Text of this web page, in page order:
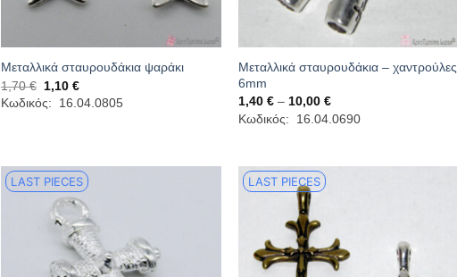
Μεταλλικά σταυρουδάκια ψαράκι
1,70€ Original
price
was:
1,10€Η
τρέχουσα
τιμή
Κωδικός: 16.04.0805
Μεταλλικά σταυρουδάκια – χαντρούλες
6mm
1,40€ – 10,00€Price
range:
1,40 €
Κωδικός: 16.04.0690
LAST PIECES LAST PIECES